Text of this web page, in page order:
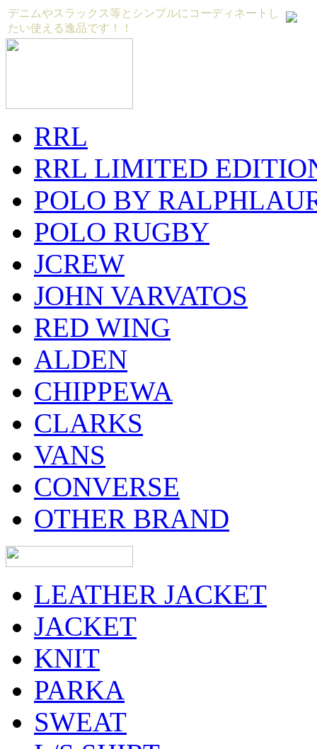
デニムやスラックス等とシンプルにコーディネートし
たい使える逸品です！！
RRL
RRL LIMITED
POLO BY
POLO RUGBY
JCREW
JOHN VARVATOS
RED WING
ALDEN
CHIPPEWA
CLARKS
VANS
CONVERSE
OTHER BRAND
LEATHER JACKET
JACKET
KNIT
PARKA
SWEAT